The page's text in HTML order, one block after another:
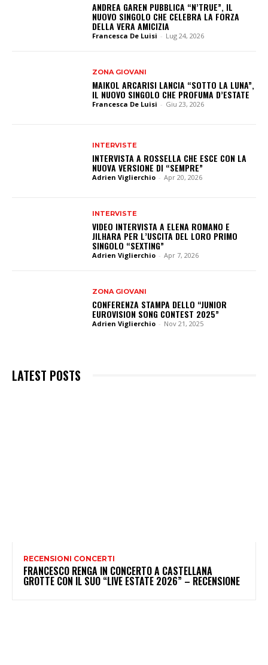
ANDREA GAREN PUBBLICA “N’TRUE”, IL
NUOVO SINGOLO CHE CELEBRA LA FORZA
DELLA VERA AMICIZIA
Francesca De Luisi - Lug 24, 2026
ZONA GIOVANI
MAIKOL ARCARISI LANCIA “SOTTO LA LUNA”,
IL NUOVO SINGOLO CHE PROFUMA D’ESTATE
Francesca De Luisi - Giu 23, 2026
INTERVISTE
INTERVISTA A ROSSELLA CHE ESCE CON LA
NUOVA VERSIONE DI “SEMPRE”
Adrien Viglierchio - Apr 20, 2026
INTERVISTE
VIDEO INTERVISTA A ELENA ROMANO E
JILHARA PER L’USCITA DEL LORO PRIMO
SINGOLO “SEXTING”
Adrien Viglierchio - Apr 7, 2026
ZONA GIOVANI
CONFERENZA STAMPA DELLO “JUNIOR
EUROVISION SONG CONTEST 2025”
Adrien Viglierchio - Nov 21, 2025
LATEST POSTS
RECENSIONI CONCERTI
FRANCESCO RENGA IN CONCERTO A CASTELLANA
GROTTE CON IL SUO “LIVE ESTATE 2026” – RECENSIONE